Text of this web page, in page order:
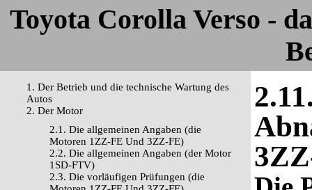
Toyota Corolla Verso -
1. Der Betrieb und die technische Wartung des
Autos
2. Der Motor
2.1. Die allgemeinen Angaben (die
Motoren 1ZZ-FE Und 3ZZ-FE)
2.2. Die allgemeinen Angaben (der Motor
1SD-FTV)
2.3. Die vorläufigen Prüfungen (die